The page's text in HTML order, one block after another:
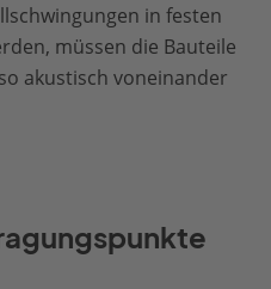
in festen
müssen die Bauteile
akustisch voneinander